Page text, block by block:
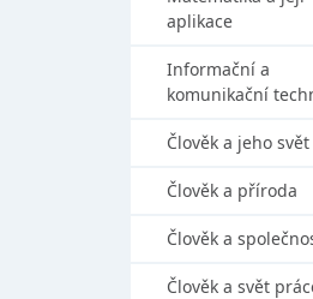
aplikace
Informační a
komunikační
Člověk a jeho svět
Člověk a příroda
Člověk a
Člověk a svět